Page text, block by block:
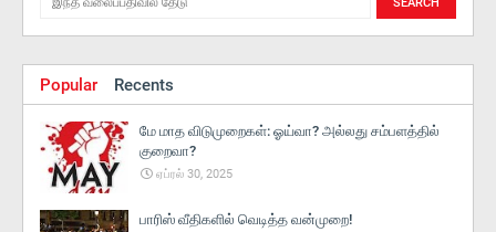
Popular Recents
மே மாத விடுமுறைகள்: ஓய்வா? அல்லது சம்பளத்தில்
குறைவா?
ஏப்ரல் 30, 2025
பாரிஸ் வீதிகளில் வெடித்த வன்முறை!